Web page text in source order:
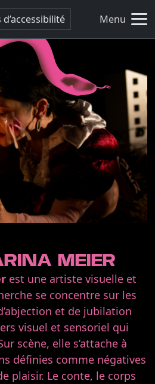
Menu
MEIER
est une artiste visuelle et
se concentre sur les
et de jubilation
visuel et sensoriel qui
scène, elle s’attache à
définies comme négatives
plaisir. Le conte, le corps